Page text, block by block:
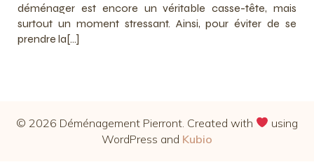
déménager est encore un véritable casse-tête, mais
surtout un moment stressant. Ainsi, pour éviter de se
prendre la[…]
© 2026 Déménagement Pierront. Created with
using
WordPress and Kubio